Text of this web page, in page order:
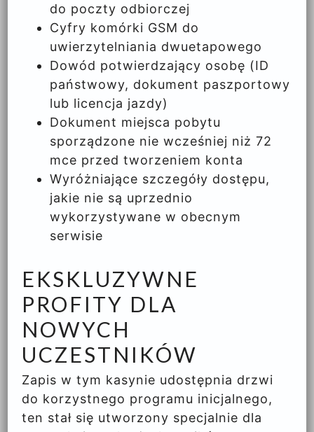
do poczty odbiorczej
Cyfry komórki GSM do
uwierzytelniania dwuetapowego
Dowód potwierdzający osobę (ID
państwowy, dokument paszportowy
lub licencja jazdy)
Dokument miejsca pobytu
sporządzone nie wcześniej niż 72
mce przed tworzeniem konta
Wyróżniające szczegóły dostępu,
jakie nie są uprzednio
wykorzystywane w obecnym
serwisie
EKSKLUZYWNE
PROFITY DLA
NOWYCH
UCZESTNIKÓW
Zapis w tym kasynie udostępnia drzwi
do korzystnego programu inicjalnego,
ten stał się utworzony specjalnie dla